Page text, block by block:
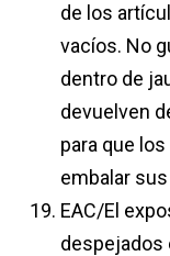
de los
vacíos. No
dentro de
devuelven
para que
embalar
EAC/El
despejados